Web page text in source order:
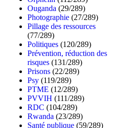
Ouganda (29/289)
Photographie (27/289)
Pillage des ressources
(77/289)
Politiques (120/289)
Prévention, réduction des
risques (131/289)
Prisons (22/289)
Psy (119/289)
PTME (12/289)
PVVIH (111/289)
RDC (104/289)
Rwanda (23/289)
Santé publique (59/289)